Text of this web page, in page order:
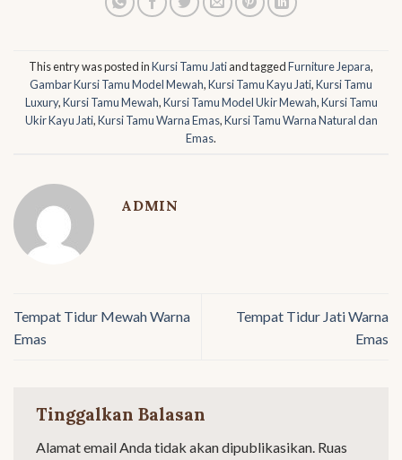
This entry was posted inKursi Tamu Jatiand taggedFurniture Jepara,
Gambar Kursi Tamu Model Mewah,Kursi Tamu Kayu Jati,Kursi Tamu
Luxury,Kursi Tamu Mewah,Kursi Tamu Model Ukir Mewah,Kursi Tamu
Ukir Kayu Jati,Kursi Tamu Warna Emas,Kursi Tamu Warna Natural dan
Emas.
ADMIN
Tempat Tidur Mewah Warna
Emas
Tempat Tidur Jati Warna
Emas
Tinggalkan Balasan
Alamat email Anda tidak akan dipublikasikan. Ruas